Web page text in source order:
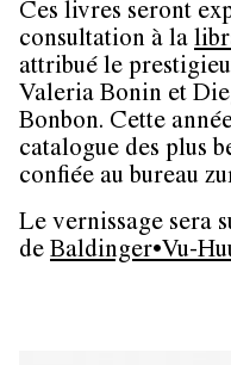
Ces livres seront
consultation à la
attribué le
Valeria Bonin et
Bonbon. Cette
catalogue des plus
confiée au bureau
Le vernissage sera
de Baldinger•Vu-